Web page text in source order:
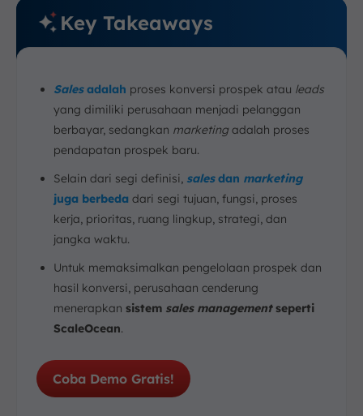
Key Takeaways
Salesadalah proses konversi prospek atau leads
yang dimiliki perusahaan menjadi pelanggan
berbayar, sedangkan marketingadalah proses
pendapatan prospek baru.
Selain dari segi definisi, salesdan marketing
juga berbeda dari segi tujuan, fungsi, proses
kerja, prioritas, ruang lingkup, strategi, dan
jangka waktu.
Untuk memaksimalkan pengelolaan prospek dan
hasil konversi, perusahaan cenderung
menerapkan sistem sales managementseperti
ScaleOcean.
Coba Demo Gratis!